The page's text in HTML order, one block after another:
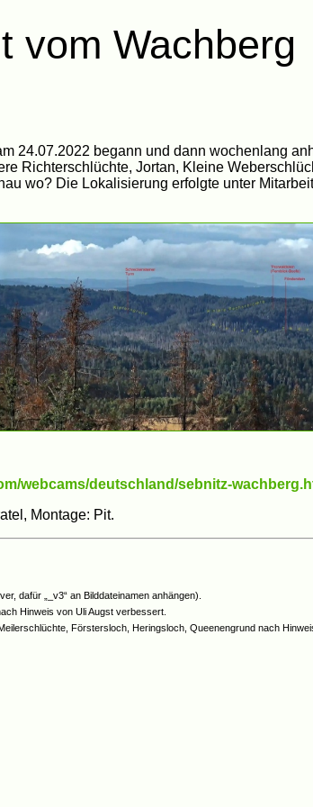
vom Wachberg
24.07.2022 begann und dann wochenlang
Richterschlüchte, Jortan, Kleine
wo? Die Lokalisierung erfolgte unter
webcams/deutschland/sebnitz-
Montage: Pit.
dafür „_v3“ an Bilddateinamen anhängen).
Hinweis von Uli Augst verbessert.
Förstersloch, Heringsloch, Queenengrund nach